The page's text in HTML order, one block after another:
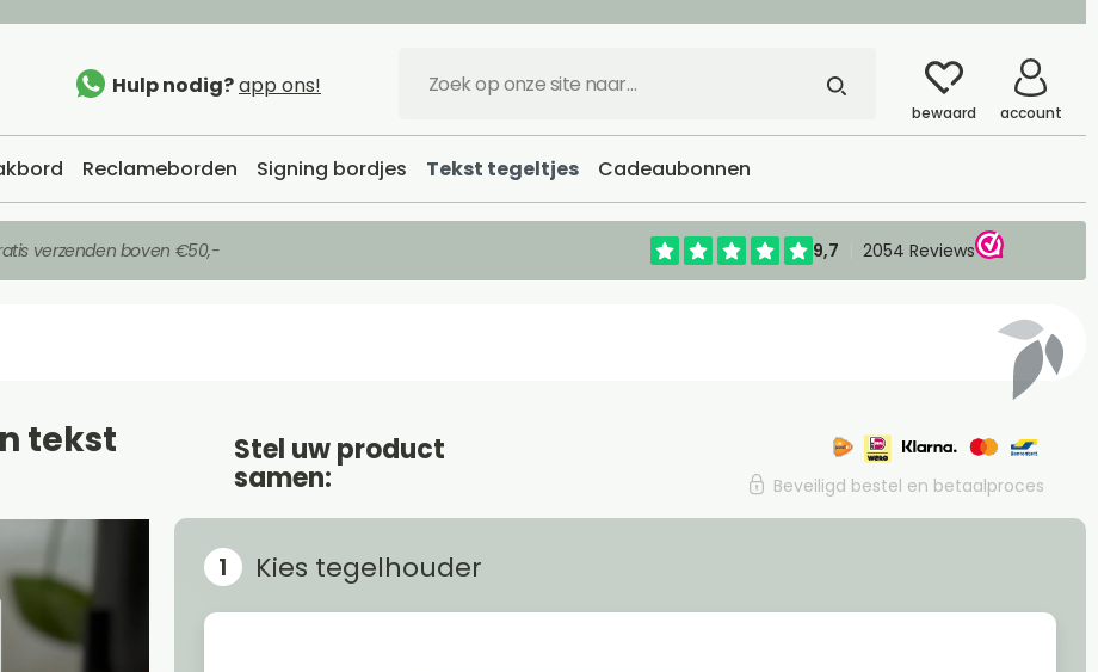
Hulp nodig?app ons!
bewaard account
Reclameborden Signing bordjes Tekst tegeltjes Cadeaubonnen
verzenden boven €50,-
tekst Stel uw product
samen: Beveiligd bestel en betaalproces
Kies tegelhouder